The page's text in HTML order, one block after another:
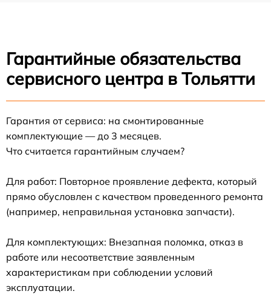
Гарантийные обязательства
сервисного центра в Тольятти
Гарантия от сервиса: на смонтированные
комплектующие — до 3 месяцев.
Что считается гарантийным случаем?
Для работ: Повторное проявление дефекта, который
прямо обусловлен с качеством проведенного ремонта
(например, неправильная установка запчасти).
Для комплектующих: Внезапная поломка, отказ в
работе или несоответствие заявленным
характеристикам при соблюдении условий
эксплуатации.